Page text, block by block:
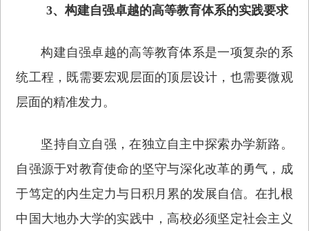
3、构建自强卓越的高等教育体系的实践要求
构建自强卓越的高等教育体系是一项复杂的系
统工程，既需要宏观层面的顶层设计，也需要微观
层面的精准发力。
坚持自立自强，在独立自主中探索办学新路。
自强源于对教育使命的坚守与深化改革的勇气，成
于笃定的内生定力与日积月累的发展自信。在扎根
中国大地办大学的实践中，高校必须坚定社会主义